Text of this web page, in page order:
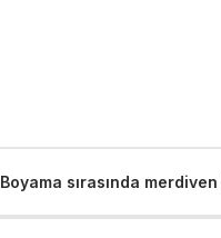
Boyama sırasında